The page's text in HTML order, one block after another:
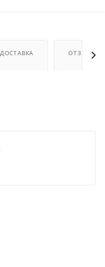
ДОСТАВКА ОТЗЫВЫ